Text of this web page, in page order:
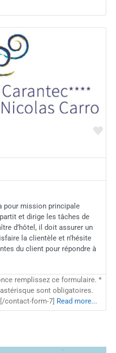
pour mission principale
et dirige les tâches de
d’hôtel, il doit assurer un
la clientèle et n’hésite
du client pour répondre à
remplissez ce formulaire. *
sont obligatoires.
contact-form-7] Read more...